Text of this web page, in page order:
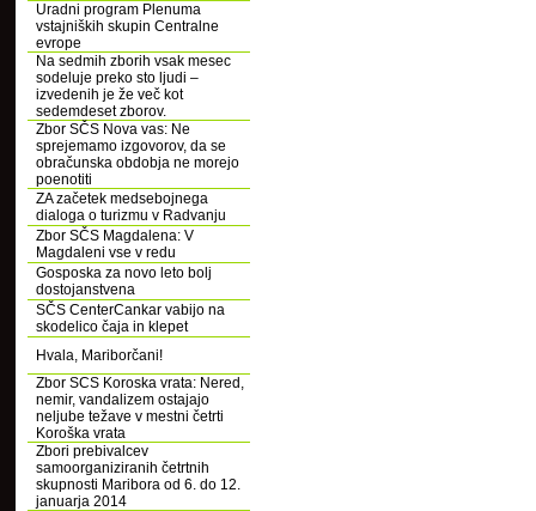
Uradni program Plenuma
vstajniških skupin Centralne
evrope
Na sedmih zborih vsak mesec
sodeluje preko sto ljudi –
izvedenih je že več kot
sedemdeset zborov.
Zbor SČS Nova vas: Ne
sprejemamo izgovorov, da se
obračunska obdobja ne morejo
poenotiti
ZA začetek medsebojnega
dialoga o turizmu v Radvanju
Zbor SČS Magdalena: V
Magdaleni vse v redu
Gosposka za novo leto bolj
dostojanstvena
SČS CenterCankar vabijo na
skodelico čaja in klepet
Hvala, Mariborčani!
Zbor SCS Koroska vrata: Nered,
nemir, vandalizem ostajajo
neljube težave v mestni četrti
Koroška vrata
Zbori prebivalcev
samoorganiziranih četrtnih
skupnosti Maribora od 6. do 12.
januarja 2014